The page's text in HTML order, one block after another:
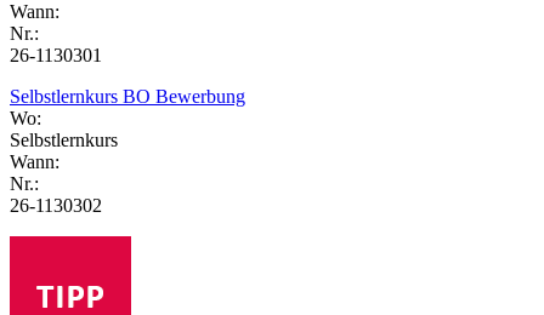
Wann:
Nr.:
26-1130301
Selbstlernkurs BO Bewerbung
Wo:
Selbstlernkurs
Wann:
Nr.:
26-1130302